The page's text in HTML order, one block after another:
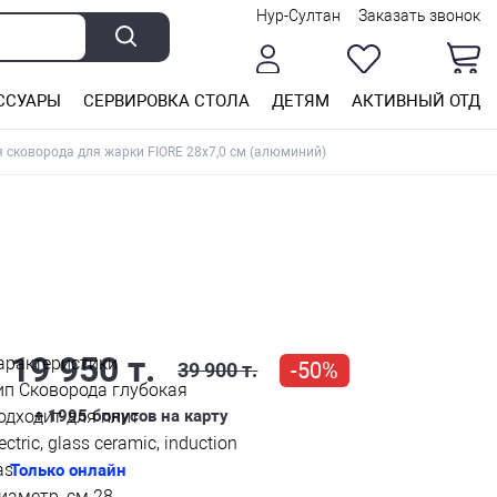
Нур-Султан Заказать звонок
СЕРВИРОВКА СТОЛА ДЕТЯМ АКТИВНЫЙ
сковорода для жарки FIORE 28x7,0 см (алюминий)
19 950 т. 39 900 т. -50%
+ 1995бонусов на карту
Только онлайн
Сковорода глубокая
для плит
glass ceramic, induction